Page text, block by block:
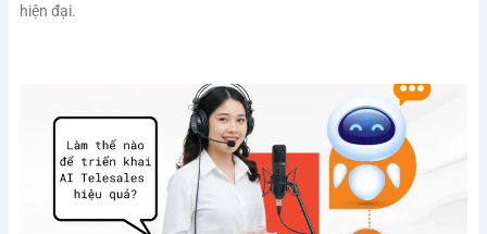
hiện đại.